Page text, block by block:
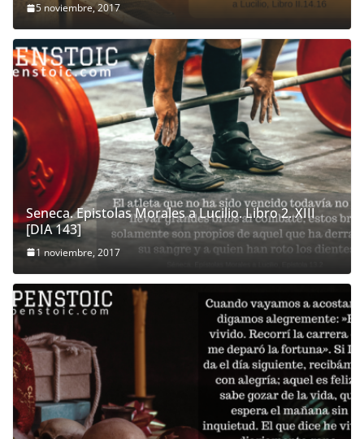
5 noviembre, 2017
Seneca. Epistolas Morales a Lucilio. Libro 2. XIII
[DIA 143]
1 noviembre, 2017